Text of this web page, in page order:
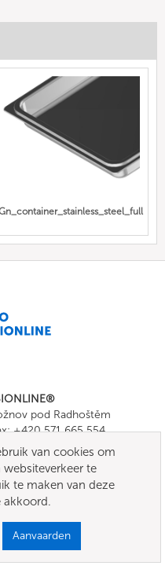
pod Radhoštěm
+420 571 665 554
van cookies om
te
te maken van deze
akkoord.
Aanvaarden